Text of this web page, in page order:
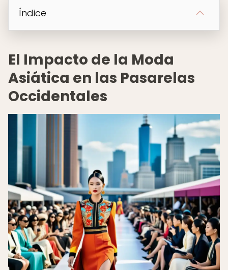
Índice
El Impacto de la Moda
Asiática en las Pasarelas
Occidentales